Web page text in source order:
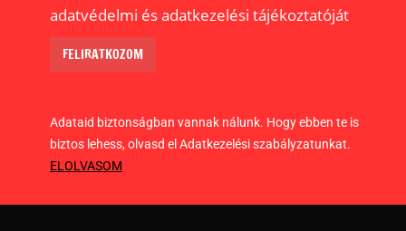
adatvédelmi és adatkezelési tájékoztatóját
Adataid biztonságban vannak nálunk. Hogy ebben te is
biztos lehess, olvasd el Adatkezelési szabályzatunkat.
ELOLVASOM